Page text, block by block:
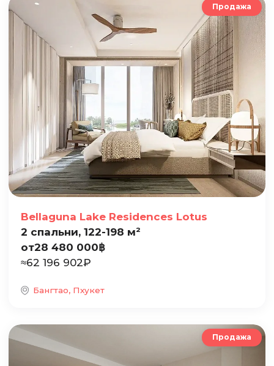
Продажа
Bellaguna Lake Residences Lotus
2 спальни, 122-198 м²
от28 480 000฿
≈62 196 902₽
Бангтао, Пхукет
Продажа